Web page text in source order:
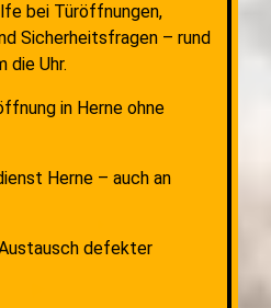
bei Türöffnungen,
Sicherheitsfragen – rund
die Uhr.
in Herne ohne
Herne – auch an
defekter